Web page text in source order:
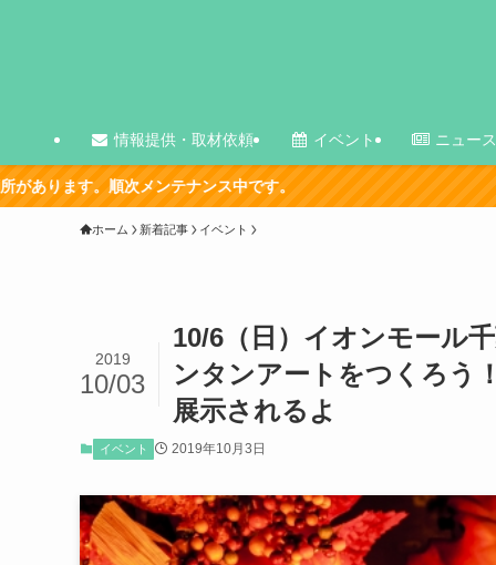
情報提供・取材依頼 イベント ニュース
テナンス中です。
ホーム 新着記事 イベント
10/6（日）イオンモール
ンタンアートをつくろう
展示されるよ
2019
10/03
イベント 2019年10月3日